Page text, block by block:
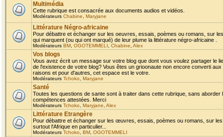
Multimédia
Cette rubrique est consacrée aux documents audios et vidéos.
Modérateurs Chabine Maryjane
Littérature Négro-africaine
Pour débattre et échanger sur les oeuvres, essais, poèmes ou romans, sur
qui marquent (ou qui ont marqué) de leur plume la littérature négro-africaine .
Modérateurs BM OGOTEMMELI Chabine Alex
Vos blogs
Vous avez écrit un message sur votre blog que dont vous voulez partager le
de l'existence de votre blog? Vous êtes un grioonaute non encore converti
raisons et pour d'autres, cet espace est le votre.
Modérateurs Tchoko Maryjane
Santé
Toutes les questions de sante sont à traiter dans cette rubrique, sans
compétences attestées. Merci
Modérateurs Tchoko Maryjane Alex
Littérature Etrangère
Pour débattre et échanger sur les œuvres, essais, poèmes ou romans, sur
surtout l'Afrique en particulier...
Modérateurs Tchoko BM OGOTEMMELI